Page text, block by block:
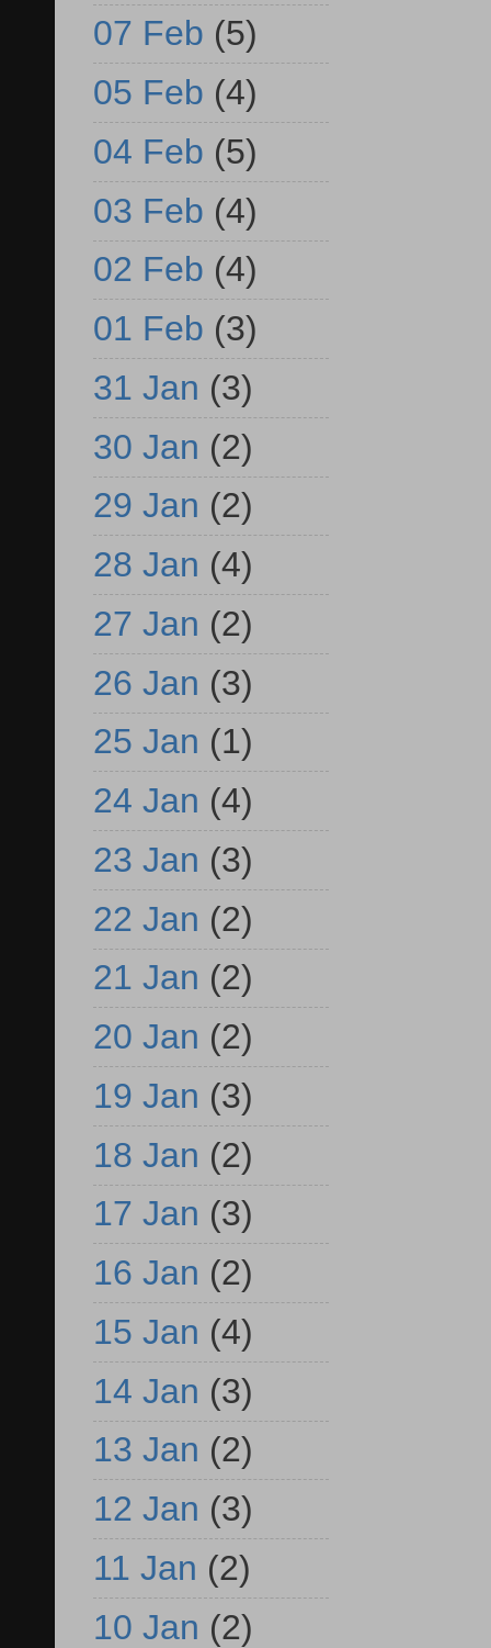
07 Feb (5)
05 Feb (4)
04 Feb (5)
03 Feb (4)
02 Feb (4)
01 Feb (3)
31 Jan (3)
30 Jan (2)
29 Jan (2)
28 Jan (4)
27 Jan (2)
26 Jan (3)
25 Jan (1)
24 Jan (4)
23 Jan (3)
22 Jan (2)
21 Jan (2)
20 Jan (2)
19 Jan (3)
18 Jan (2)
17 Jan (3)
16 Jan (2)
15 Jan (4)
14 Jan (3)
13 Jan (2)
12 Jan (3)
11 Jan (2)
10 Jan (2)